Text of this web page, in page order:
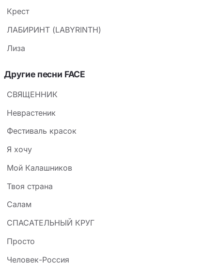
Крест
ЛАБИРИНТ (LABYRINTH)
Лиза
Другие песни FACE
СВЯЩЕННИК
Неврастеник
Фестиваль красок
Я хочу
Мой Калашников
Твоя страна
Салам
СПАСАТЕЛЬНЫЙ КРУГ
Просто
Человек-Россия